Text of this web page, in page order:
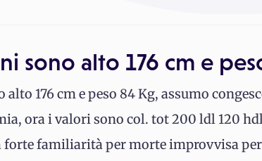
sono alto 176 cm e
alto 176 cm e peso 84 Kg, assumo
ora i valori sono col. tot 200 ldl 120
forte familiarità per morte improvvisa